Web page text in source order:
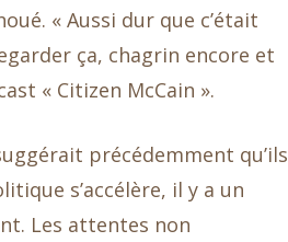
« Aussi dur que c’était
ça, chagrin encore et
« Citizen McCain ».
précédemment qu’ils
s’accélère, il y a un
Les attentes non